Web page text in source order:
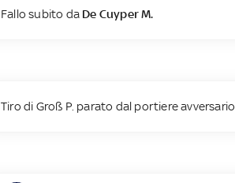
Fallo subito da De Cuyper M.
Tiro di Groß P. parato dal portiere